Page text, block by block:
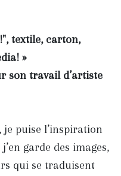
textile, carton,
»
son travail d’artiste
puise l’inspiration
garde des images,
qui se traduisent